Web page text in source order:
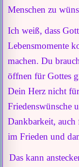
Menschen zu
Ich weiß, dass
Lebensmomente
machen. Du
öffnen für Gottes
Dein Herz nicht
Friedenswünsche
Dankbarkeit,
im Frieden und
Das kann